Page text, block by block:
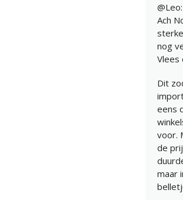
@Leo:
Ach
nog
Vlees
Dit
eens
voor.
de
maar